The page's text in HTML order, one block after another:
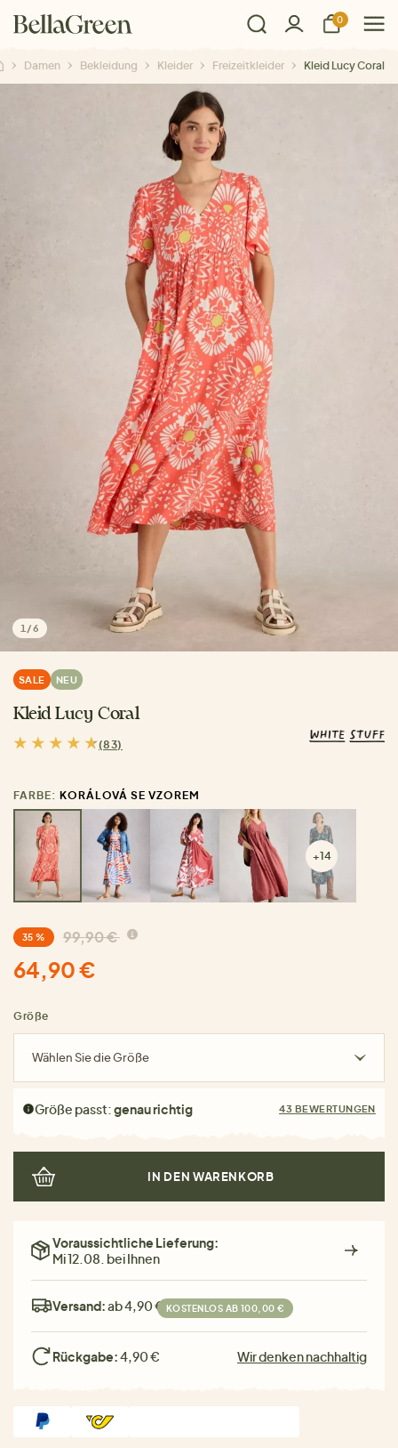
0
Damen Bekleidung Kleider Freizeitkleider Kleid Lucy Coral
1 /6
SALE NEU
Kleid Lucy Coral
(83)
FARBE: KORÁLOVÁ SE VZOREM
+14
35 % 99,90 €
64,90 €
Größe
Wählen Sie die Größe
Größe passt:genau richtig 43 BEWERTUNGEN
IN DEN WARENKORB
Voraussichtliche Lieferung:
Mi 12.08. bei Ihnen
Versand:ab 4,90 € KOSTENLOS AB 100,00 €
Rückgabe:4,90 € Wir denken nachhaltig